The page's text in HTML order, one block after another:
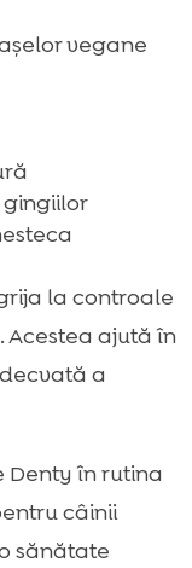
vegane
la controale
ajută în
a
în rutina
câinii
sănătate